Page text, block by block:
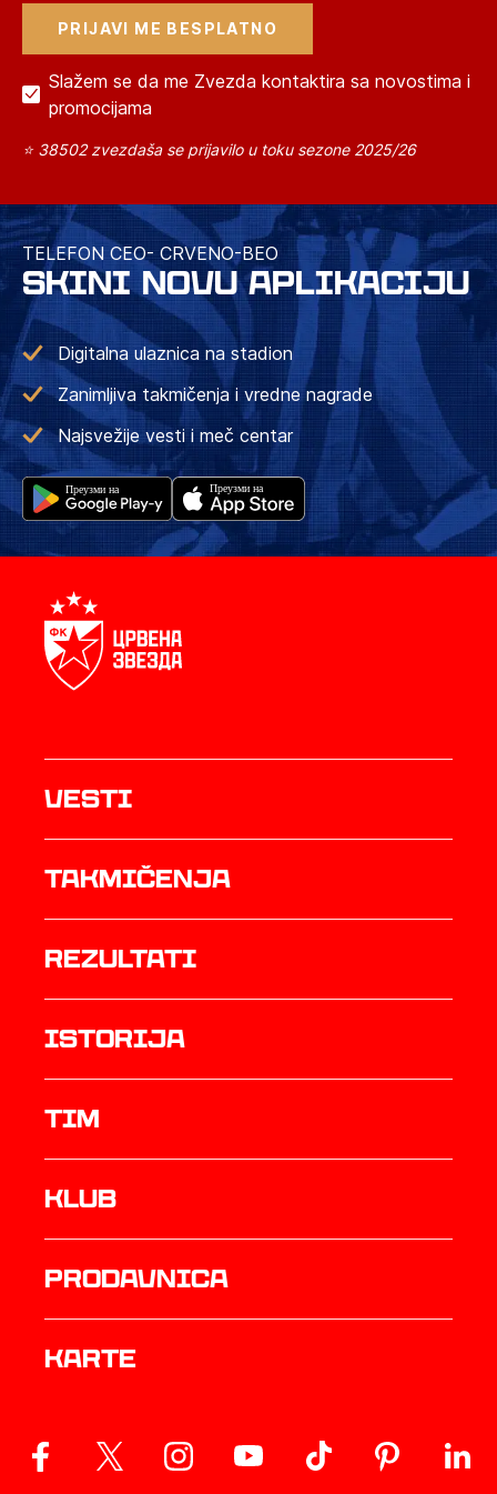
Slažem se da me Zvezda kontaktira sa novostima i
promocijama
⭐ 38502 zvezdaša se prijavilo u toku sezone 2025/26
TELEFON CEO- CRVENO-BEO
SKINI NOVU APLIKACIJU
Digitalna ulaznica na stadion
Zanimljiva takmičenja i vredne nagrade
Najsvežije vesti i meč centar
Vesti
Takmičenja
rezultati
istorija
TIM
Klub
prodavnica
Karte